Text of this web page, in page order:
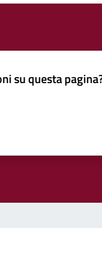
su questa